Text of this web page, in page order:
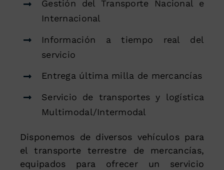
Gestión del Transporte Nacional e
Internacional
Información a tiempo real del
servicio
Entrega última milla de mercancías
Servicio de transportes y logística
Multimodal/Intermodal
Disponemos de diversos vehículos para
el transporte terrestre de mercancías,
equipados para ofrecer un servicio